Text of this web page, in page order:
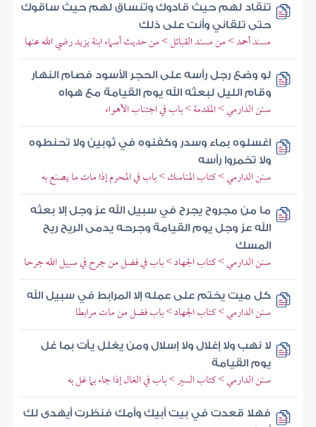
تنقاد لهم حيث قادوك وتنساق لهم حيث ساقوك
حتى تلقاني وأنت على ذلك
مسند أحمد > من مسند القبائل > من حديث أسماء ابنة يزيد رضي الله عنها
لو وضع رجل رأسه على الحجر الأسود فصام النهار
وقام الليل لبعثه الله يوم القيامة مع هواه
سنن الدارمي > المقدمة > باب في اجتناب الأهواء
اغسلوه بماء وسدر وكفنوه في ثوبين ولا تحنطوه
ولا تخمروا رأسه
سنن الدارمي > كتاب المناسك > باب في المحرم إذا مات ما يصنع به
ما من مجروح يجرح في سبيل الله عز وجل إلا بعثه
الله عز وجل يوم القيامة وجرحه يدمى الريح ريح
المسك
سنن الدارمي > كتاب الجهاد > باب في فضل من جرح في سبيل الله جرحا
كل ميت يختم على عمله إلا المرابط في سبيل الله
سنن الدارمي > كتاب الجهاد > باب فضل من مات مرابطا
لا نهب ولا إغلال ولا إسلال ومن يغلل يأت بما غل
يوم القيامة
سنن الدارمي > كتاب السير > باب في الغال إذا جاء بما غل به
فهلا قعدت في بيت أبيك وأمك فنظرت أيهدى لك